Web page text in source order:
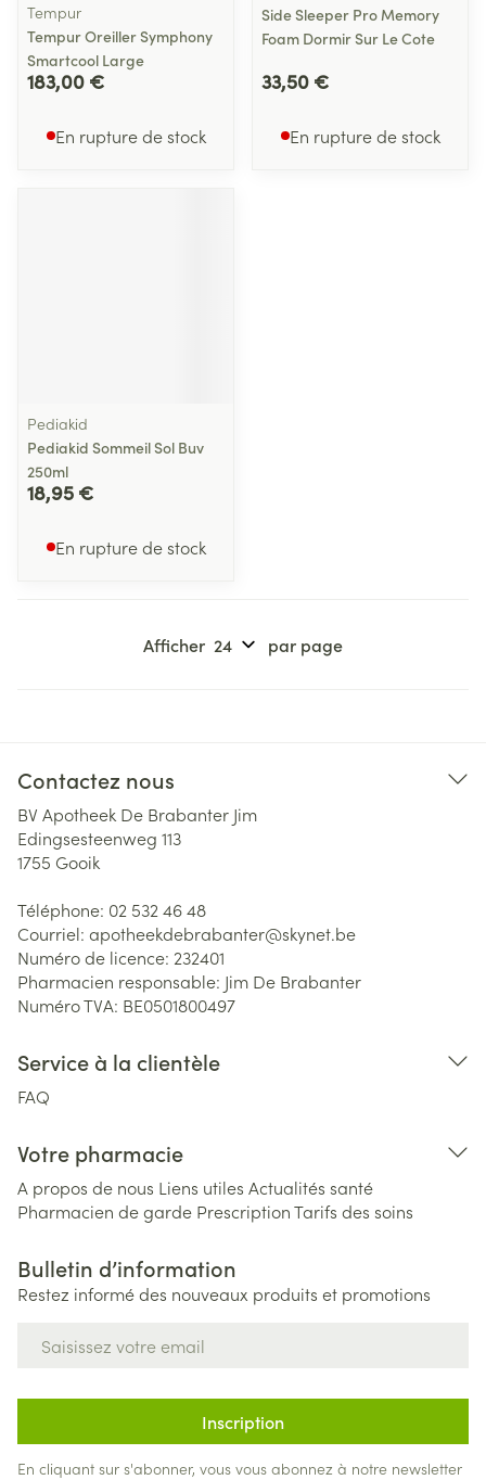
Tempur
Tempur Oreiller Symphony
Smartcool Large
183,00 €
En rupture de stock
Side Sleeper Pro Memory
Foam Dormir Sur Le Cote
33,50 €
En rupture de stock
Pediakid
Pediakid Sommeil Sol Buv
250ml
18,95 €
En rupture de stock
Afficher par page
Contactez nous
BV Apotheek De Brabanter Jim
Edingsesteenweg 113
1755 Gooik
Téléphone: 02 532 46 48
Courriel: apotheekdebrabanter@skynet.be
Numéro de licence: 232401
Pharmacien responsable: Jim De Brabanter
Numéro TVA: BE0501800497
Service à la clientèle
FAQ
Votre pharmacie
A propos de nous Liens utiles Actualités santé
Pharmacien de garde PrescriptionTarifs des soins
Bulletin d’information
Restez informé des nouveaux produits et promotions
Inscription
En cliquant sur s'abonner, vous vous abonnez à notre newsletter